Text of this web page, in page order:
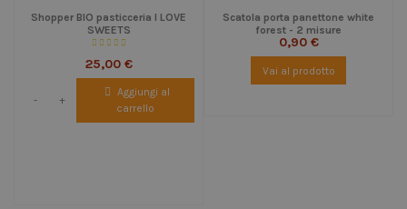
Shopper BIO pasticceria I LOVE
SWEETS
25,00 €
- +
Aggiungi al
carrello
Scatola porta panettone white
forest - 2 misure
0,90 €
Vai al prodotto